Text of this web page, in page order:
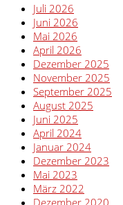
Juli 2026
Juni 2026
Mai 2026
April 2026
Dezember 2025
November 2025
September 2025
August 2025
Juni 2025
April 2024
Januar 2024
Dezember 2023
Mai 2023
März 2022
Dezember 2020